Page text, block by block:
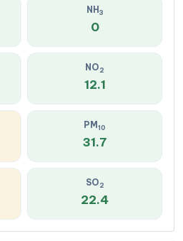
NH 3
0
NO2
12.1
PM 10
31.7
SO2
22.4